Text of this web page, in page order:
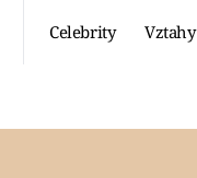
Celebrity Vztahy